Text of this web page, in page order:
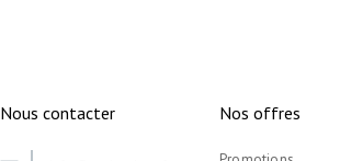
Nous contacter Nos offres